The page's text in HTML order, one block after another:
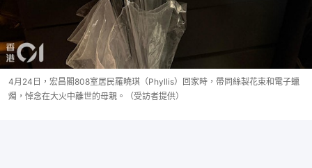
4月24日，宏昌閣808室居民羅曉琪（Phyllis）回家時，帶同絲製花束和電子蠟
燭，悼念在大火中離世的母親。（受訪者提供）